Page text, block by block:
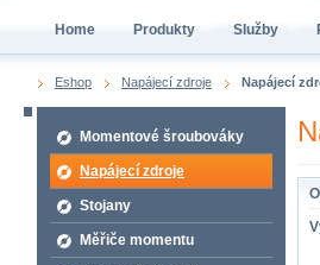
Eshop Napájecí zdroje Napájecí
Momentové šroubováky
Napájecí zdroje
Stojany
Měřiče momentu
Home Produkty Služby